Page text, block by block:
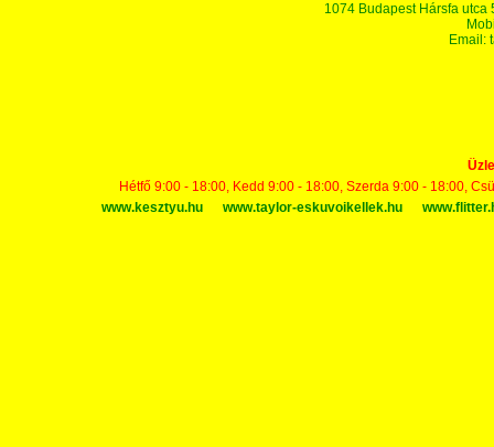
1074 Budapest Hársfa utca
Email:
Hétfő 9:00 - 18:00, Kedd 9:00 - 18:00, Szerda 9:00 - 18:00,
www.kesztyu.hu
www.taylor-eskuvoikellek.hu